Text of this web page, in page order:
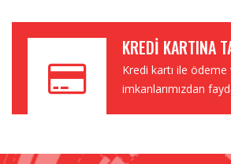
KREDI KARTINA
Kredi kartı ile
imkanlarımızdan